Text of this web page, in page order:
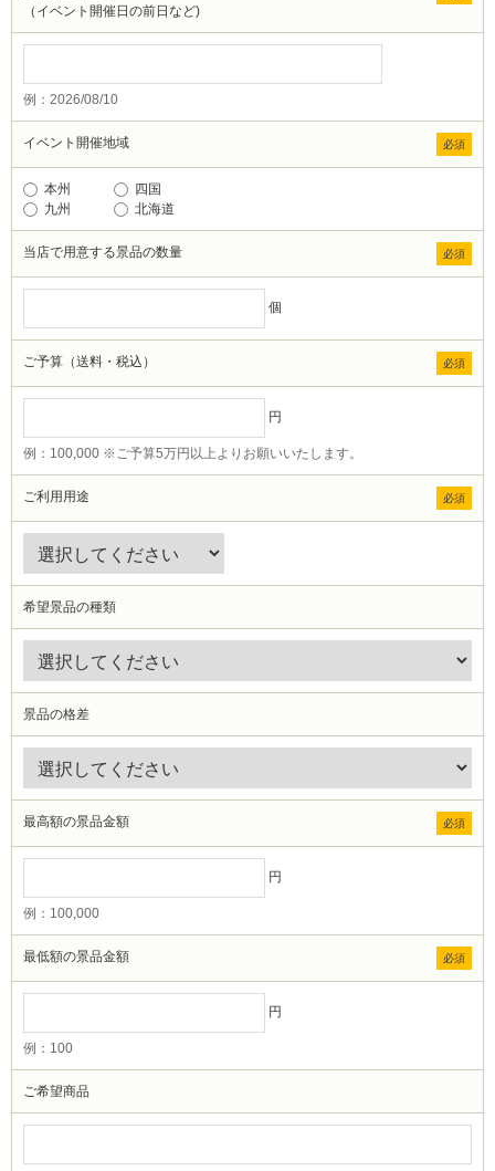
（イベント開催日の前日など)
例：2026/08/10
必須
イベント開催地域
本州
四国
九州
北海道
必須
当店で用意する景品の数量
個
必須
ご予算（送料・税込）
円
例：100,000 ※ご予算5万円以上よりお願いいたします。
必須
ご利用用途
希望景品の種類
景品の格差
必須
最高額の景品金額
円
例：100,000
必須
最低額の景品金額
円
例：100
ご希望商品